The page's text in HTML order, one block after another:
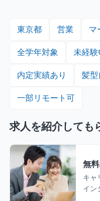
東京都 営業 マ
全学年対象 未経験
内定実績あり 髪型
一部リモート可
求人を紹介しても
無
キャ
イン